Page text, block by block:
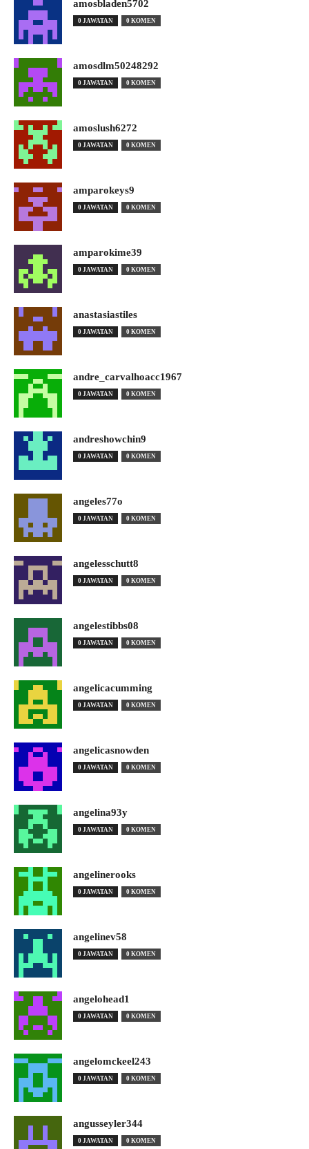
amosbladen5702
0 JAWATAN 0 KOMEN
amosdlm50248292
0 JAWATAN 0 KOMEN
amoslush6272
0 JAWATAN 0 KOMEN
amparokeys9
0 JAWATAN 0 KOMEN
amparokime39
0 JAWATAN 0 KOMEN
anastasiastiles
0 JAWATAN 0 KOMEN
andre_carvalhoacc1967
0 JAWATAN 0 KOMEN
andreshowchin9
0 JAWATAN 0 KOMEN
angeles77o
0 JAWATAN 0 KOMEN
angelesschutt8
0 JAWATAN 0 KOMEN
angelestibbs08
0 JAWATAN 0 KOMEN
angelicacumming
0 JAWATAN 0 KOMEN
angelicasnowden
0 JAWATAN 0 KOMEN
angelina93y
0 JAWATAN 0 KOMEN
angelinerooks
0 JAWATAN 0 KOMEN
angelinev58
0 JAWATAN 0 KOMEN
angelohead1
0 JAWATAN 0 KOMEN
angelomckeel243
0 JAWATAN 0 KOMEN
angusseyler344
0 JAWATAN 0 KOMEN